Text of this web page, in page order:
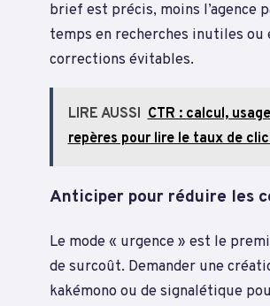
brief est précis, moins l’agence
temps en recherches inutiles ou
corrections évitables.
LIRE AUSSI CTR : calcul,
repères pour lire le taux de
Anticiper pour réduire les
Le mode « urgence » est le
de surcoût. Demander une
kakémono ou de signalétique